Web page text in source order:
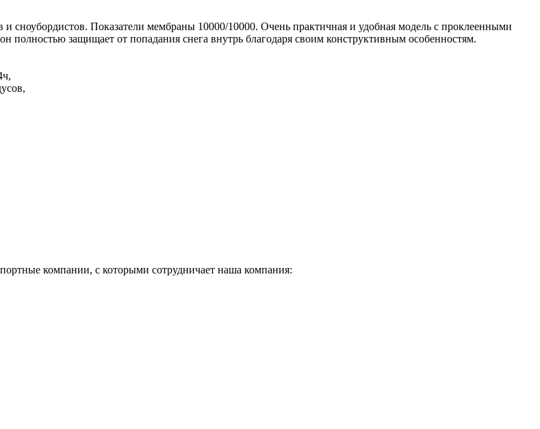
Показатели мембраны 10000/10000. Очень практичная и удобная модель с проклеенными
защищает от попадания снега внутрь благодаря своим конструктивным особенностям.
компании, с которыми сотрудничает наша компания: